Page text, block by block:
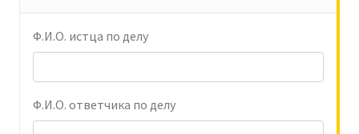
Ф.И.О. истца по делу
Ф.И.О. ответчика по делу